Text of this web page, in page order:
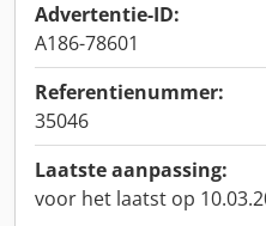
Advertentie-ID:
A186-78601
Referentienummer:
35046
Laatste aanpassing:
voor het laatst op